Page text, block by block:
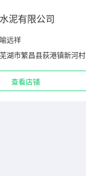
泥有限公司
喻远祥
芜湖市繁昌县荻港镇新河村
查看店铺